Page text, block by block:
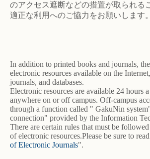
のアクセス遮断などの措置が取られる
適正な利用へのご協力をお願いします。
In addition to printed books and journals,
electronic resources available on the
journals, and databases.
Electronic resources are available 24 hours
anywhere on or off campus. Off-campus
through a function called " GakuNin
connection" provided by the Information
There are certain rules that must be
of electronic resources.Please be sure to
of Electronic Journals".